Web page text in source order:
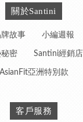
關於Santini
故事 小編週報
密 Santini經銷店
AsianFit亞洲特別款
客戶服務